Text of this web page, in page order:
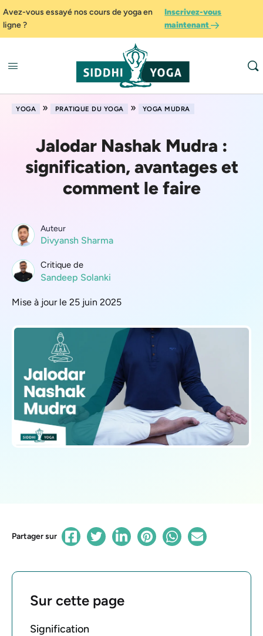
Avez-vous essayé nos cours de yoga en
ligne ?
Inscrivez-vous
maintenant
YOGA » PRATIQUE DU YOGA » YOGA MUDRA
Jalodar Nashak Mudra :
signification, avantages et
comment le faire
Auteur
Divyansh Sharma
Critique de
Sandeep Solanki
Mise à jour le 25 juin 2025
Partager sur
Sur cette page
Signification